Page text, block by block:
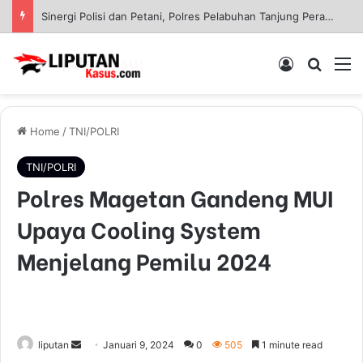
Polres Pasuruan Nonjobkan Anggota Reskrim Polsek Beji, Wujud Komitmen Transparansi Penanganan Dugaan Penganiayaan
Log In
Home /TNI/POLRI
TNI/POLRI
Polres Magetan Gandeng MUI
Upaya Cooling System
Menjelang Pemilu 2024
liputan Januari 9, 2024 0 505 1 minute read